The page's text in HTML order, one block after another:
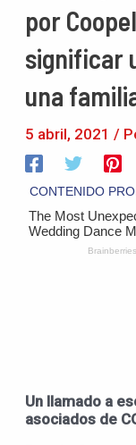
por
significar
una
5 abril, 2021 /
Un llamado a
asociados de